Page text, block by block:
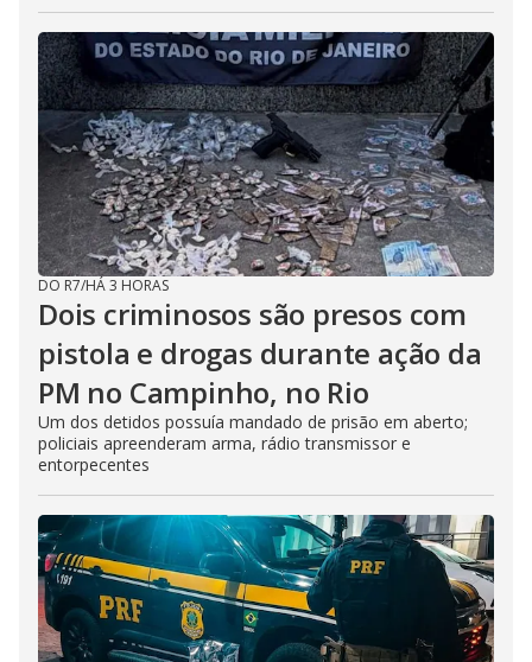
DO R7/HÁ 3 HORAS
Dois criminosos são presos com
pistola e drogas durante ação da
PM no Campinho, no Rio
Um dos detidos possuía mandado de prisão em aberto;
policiais apreenderam arma, rádio transmissor e
entorpecentes